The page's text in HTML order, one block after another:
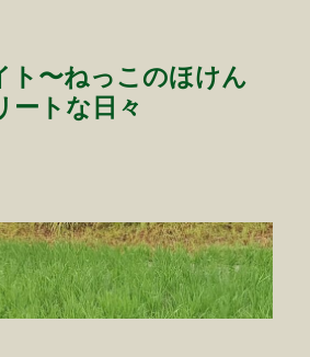
ト〜ねっこのほけん
ートな日々